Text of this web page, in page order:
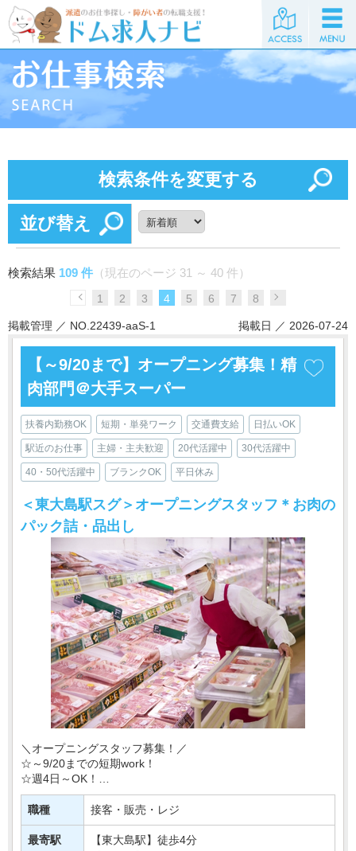
検索条件を変更する
並び替え
検索結果 109 件 （現在のページ 31 ～ 40 件）
1 2 3 4 5 6 7 8
掲載管理 ／ NO.22439-aaS-1 掲載日 ／ 2026-07-24
【～9/20まで】オープニング募集！精
肉部門＠大手スーパー
扶養内勤務OK 短期・単発ワーク 交通費支給 日払いOK
駅近のお仕事 主婦・主夫歓迎 20代活躍中 30代活躍中
40・50代活躍中 ブランクOK 平日休み
＜東大島駅スグ＞オープニングスタッフ＊お肉の
パック詰・品出し
＼オープニングスタッフ募集！／
☆～9/20までの短期work！
☆週4日～OK！
【時給1800円】でしっかり稼げるおしごと＊
あなたが働くのは、
【東大島駅】からスグの大手スーパー！
職種 接客・販売・レジ
最寄駅
【東大島駅】徒歩4分